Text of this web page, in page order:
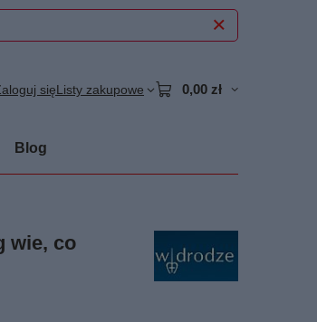
sięListy zakupowe 0,00 zł
Blog
wie, co